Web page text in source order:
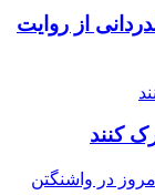
از روایت
کنند